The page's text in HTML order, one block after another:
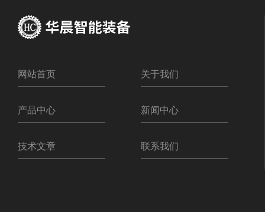
网站首页 关于我们
产品中心 新闻中心
技术文章 联系我们